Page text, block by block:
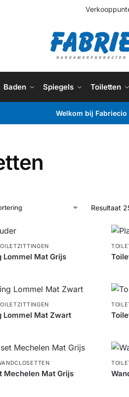
Baden Spiegels Toiletten
Welkom bij Fabriecio
Resultaat
Lommel Mat Grijs
Lommel Mat Zwart
Mechelen Mat Grijs